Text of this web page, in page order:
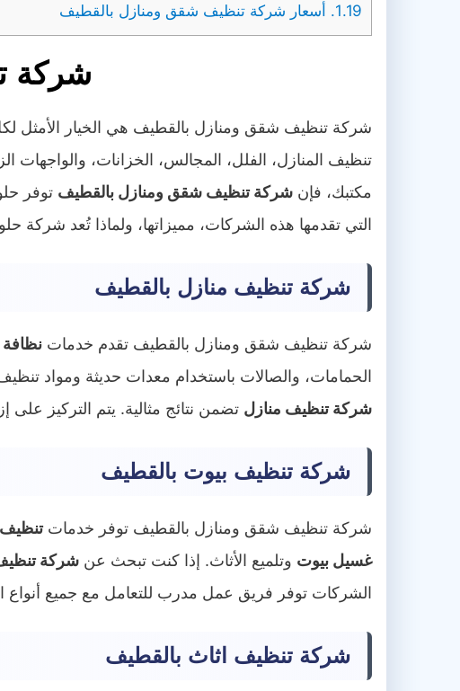
1.19. أسعار شركة تنظيف شقق ومنازل بالقطيف
شركة
شركة تنظيف شقق ومنازل بالقطيف هي الخيار
تنظيف المنازل، الفلل، المجالس، الخزانات،
مكتبك، فإن شركة تنظيف شقق ومنازل بالقطيف توفر
التي تقدمها هذه الشركات، مميزاتها، ولماذا تُعد شركة
شركة تنظيف منازل بالقطيف
شركة تنظيف شقق ومنازل بالقطيف تقدم خدمات نظافة
الحمامات، والصالات باستخدام معدات حديثة ومواد
شركة تنظيف منازل تضمن نتائج مثالية. يتم التركيز على
شركة تنظيف بيوت بالقطيف
شركة تنظيف شقق ومنازل بالقطيف توفر خدماتتنظيف
غسيل بيوت وتلميع الأثاث. إذا كنت تبحث عن شركة
الشركات توفر فريق عمل مدرب للتعامل مع جميع أنواع
شركة تنظيف اثاث بالقطيف